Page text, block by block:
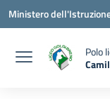
Vai ai contenuti
Vai al menu di
Vai al footer
Ministero
Polo
—